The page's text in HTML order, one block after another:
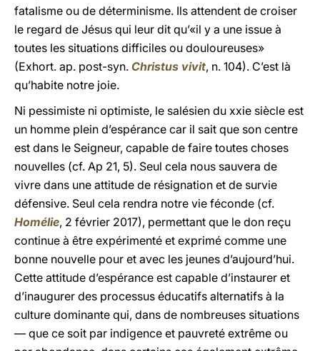
fatalisme ou de déterminisme. Ils attendent de croiser
le regard de Jésus qui leur dit qu’«il y a une issue à
toutes les situations difficiles ou douloureuses»
(Exhort. ap. post-syn. Christus vivit, n. 104). C’est là
qu’habite notre joie.
Ni pessimiste ni optimiste, le salésien du xxie siècle est
un homme plein d’espérance car il sait que son centre
est dans le Seigneur, capable de faire toutes choses
nouvelles (cf. Ap 21, 5). Seul cela nous sauvera de
vivre dans une attitude de résignation et de survie
défensive. Seul cela rendra notre vie féconde (cf.
Homélie, 2 février 2017), permettant que le don reçu
continue à être expérimenté et exprimé comme une
bonne nouvelle pour et avec les jeunes d’aujourd’hui.
Cette attitude d’espérance est capable d’instaurer et
d’inaugurer des processus éducatifs alternatifs à la
culture dominante qui, dans de nombreuses situations
— que ce soit par indigence et pauvreté extrême ou